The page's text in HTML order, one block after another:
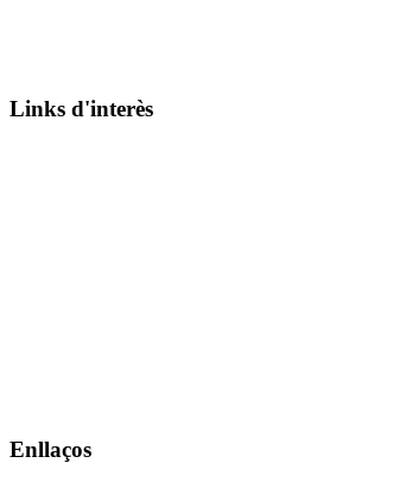
Links d'interès
Enllaços